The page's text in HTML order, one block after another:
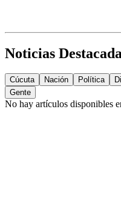
Noticias
Cúcuta Nación Política
Gente
No hay artículos disponibles